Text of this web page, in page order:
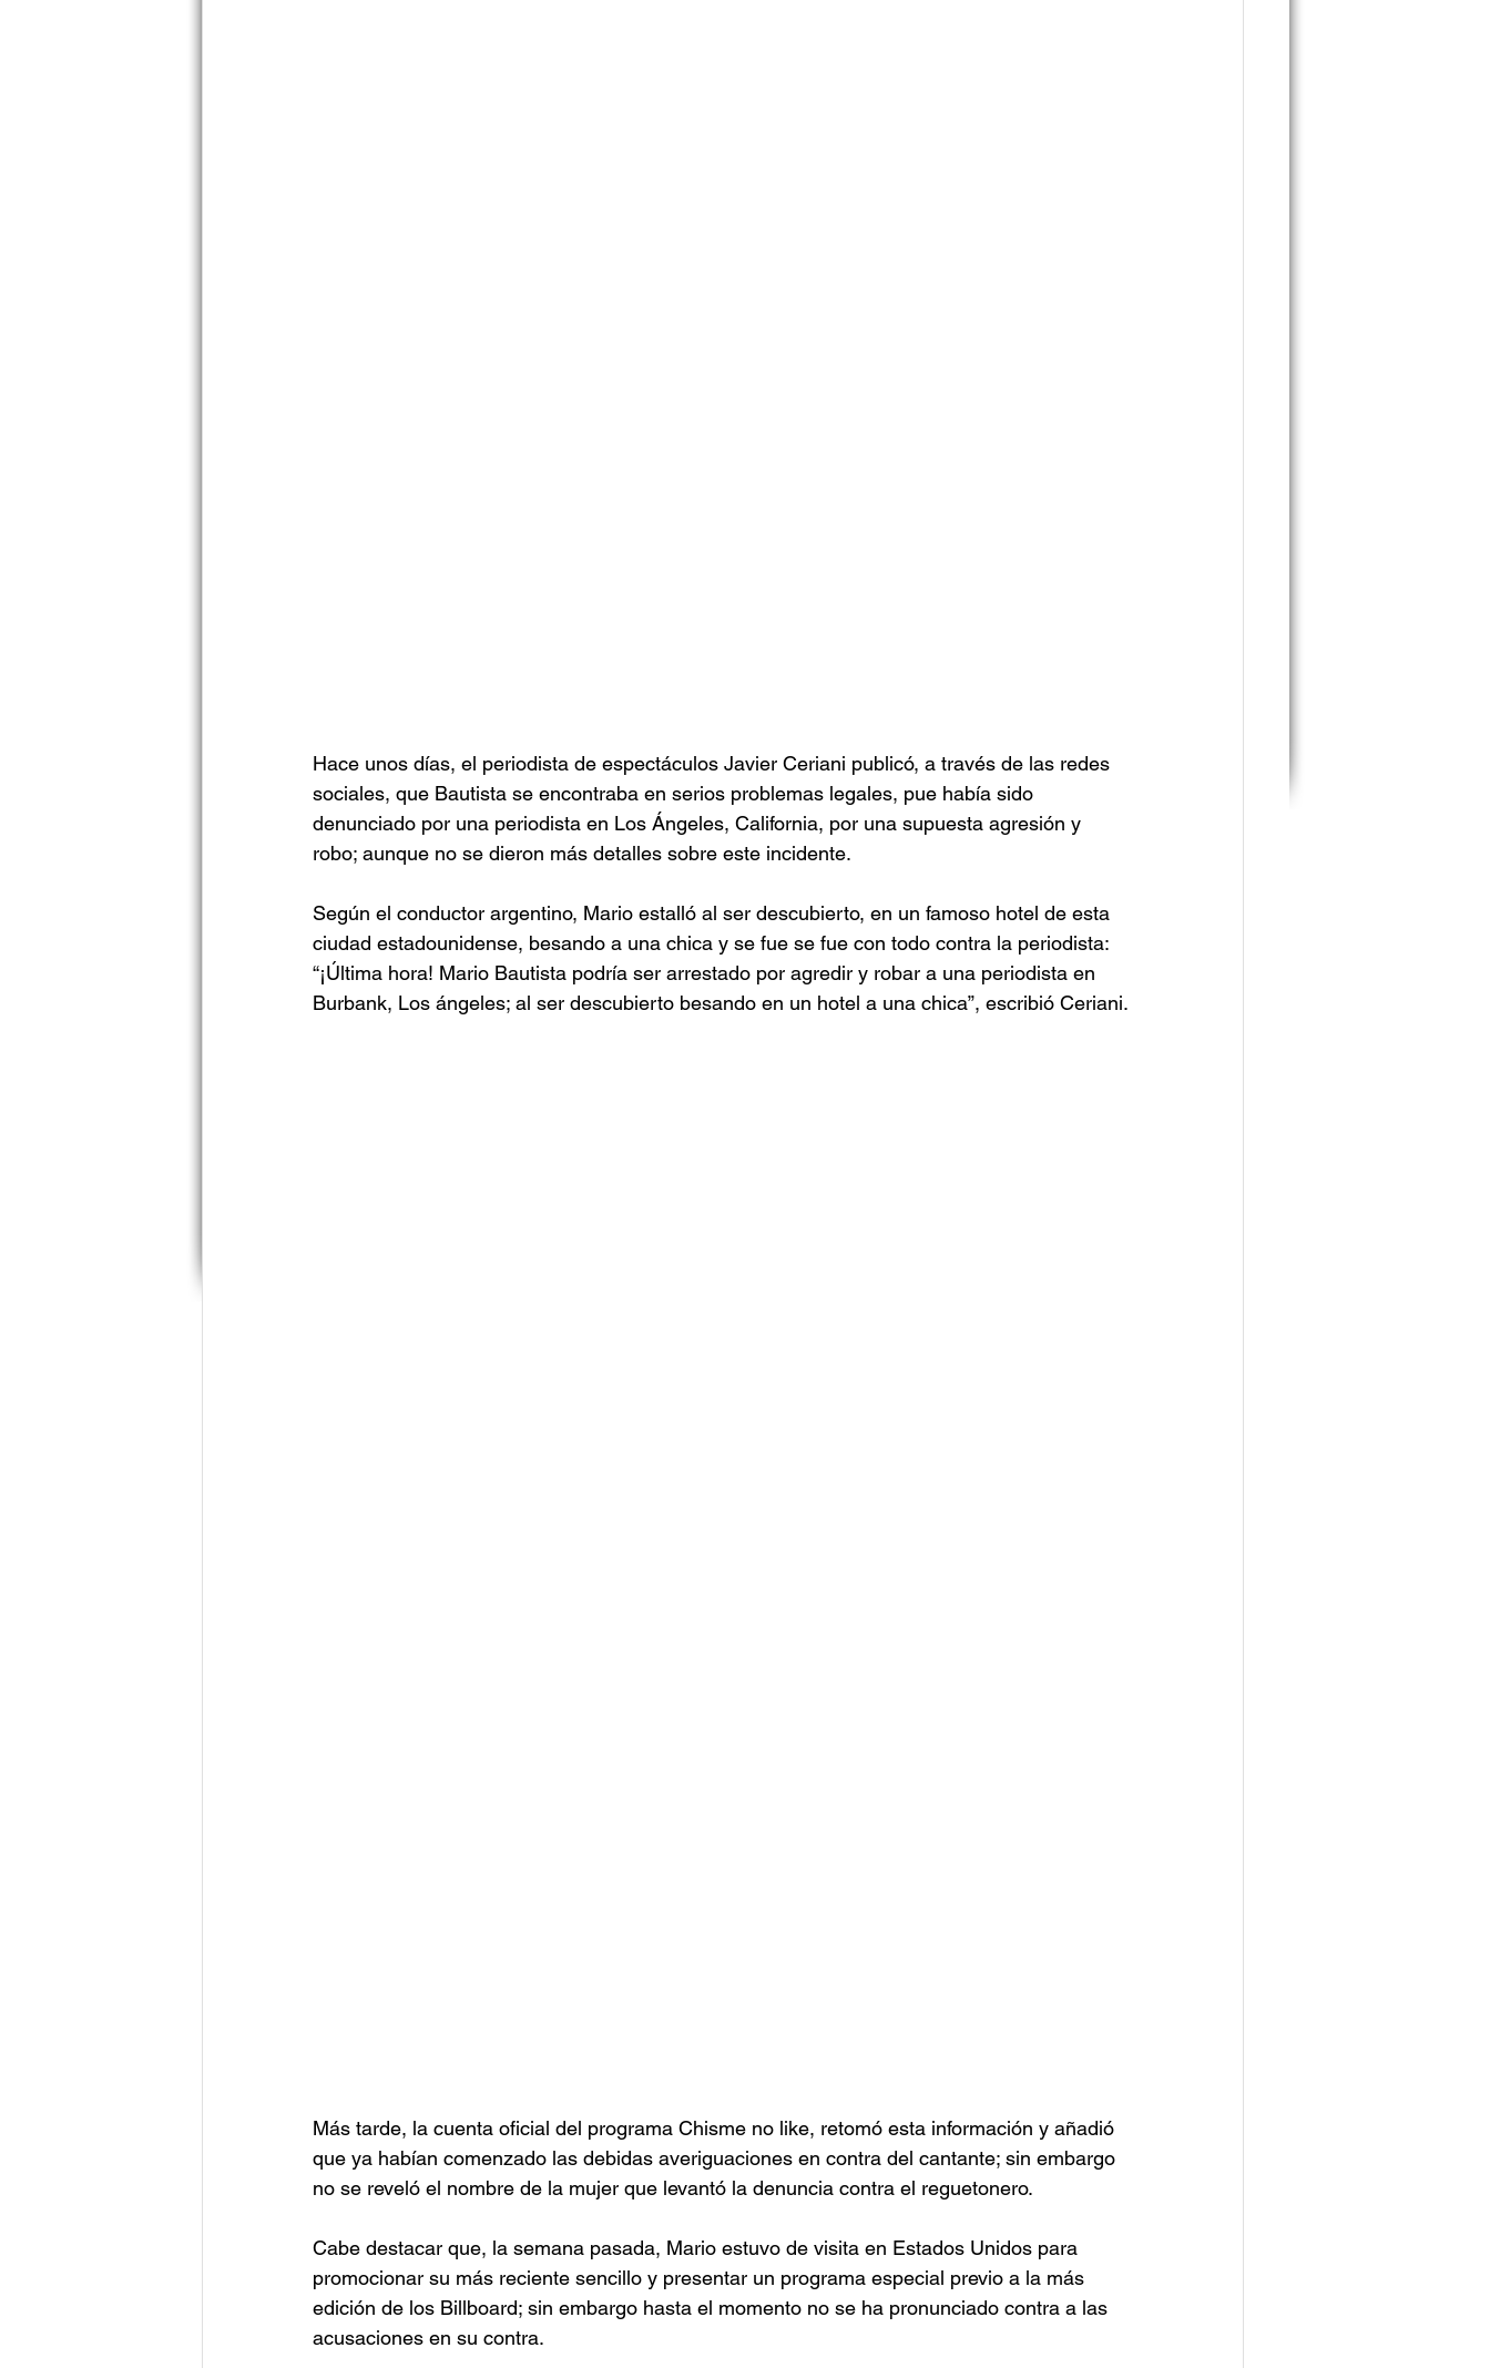
Hace unos días, el periodista de espectáculos Javier Ceriani publicó, a través de las redes
sociales, que Bautista se encontraba en serios problemas legales, pue había sido
denunciado por una periodista en Los Ángeles, California, por una supuesta agresión y
robo; aunque no se dieron más detalles sobre este incidente.
Según el conductor argentino, Mario estalló al ser descubierto, en un famoso hotel de esta
ciudad estadounidense, besando a una chica y se fue se fue con todo contra la periodista:
“¡Última hora! Mario Bautista podría ser arrestado por agredir y robar a una periodista en
Burbank, Los ángeles; al ser descubierto besando en un hotel a una chica”, escribió Ceriani.
Más tarde, la cuenta oficial del programa Chisme no like, retomó esta información y añadió
que ya habían comenzado las debidas averiguaciones en contra del cantante; sin embargo
no se reveló el nombre de la mujer que levantó la denuncia contra el reguetonero.
Cabe destacar que, la semana pasada, Mario estuvo de visita en Estados Unidos para
promocionar su más reciente sencillo y presentar un programa especial previo a la más
edición de los Billboard; sin embargo hasta el momento no se ha pronunciado contra a las
acusaciones en su contra.